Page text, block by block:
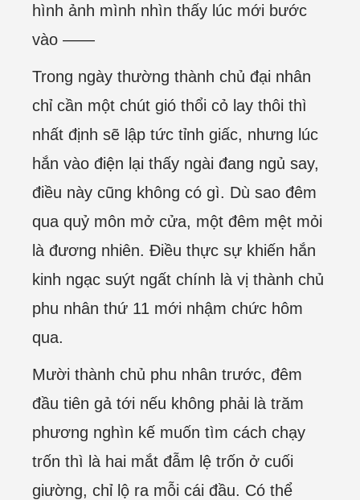
hình ảnh mình nhìn thấy lúc mới bước
vào ——
Trong ngày thường thành chủ đại nhân
chỉ cần một chút gió thổi cỏ lay thôi thì
nhất định sẽ lập tức tỉnh giấc, nhưng lúc
hắn vào điện lại thấy ngài đang ngủ say,
điều này cũng không có gì. Dù sao đêm
qua quỷ môn mở cửa, một đêm mệt mỏi
là đương nhiên. Điều thực sự khiến hắn
kinh ngạc suýt ngất chính là vị thành chủ
phu nhân thứ 11 mới nhậm chức hôm
qua.
Mười thành chủ phu nhân trước, đêm
đầu tiên gả tới nếu không phải là trăm
phương nghìn kế muốn tìm cách chạy
trốn thì là hai mắt đẫm lệ trốn ở cuối
giường, chỉ lộ ra mỗi cái đầu. Có thể